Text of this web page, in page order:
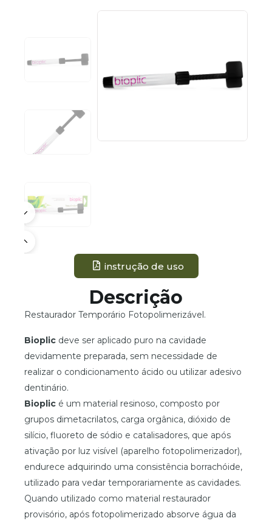
instrução de uso
Descrição
Restaurador Temporário Fotopolimerizável.
Bioplic deve ser aplicado puro na cavidade
devidamente preparada, sem necessidade de
realizar o condicionamento ácido ou utilizar adesivo
dentinário.
Bioplic é um material resinoso, composto por
grupos dimetacrilatos, carga orgânica, dióxido de
silício, fluoreto de sódio e catalisadores, que após
ativação por luz visível (aparelho fotopolimerizador),
endurece adquirindo uma consistência borrachóide,
utilizado para vedar temporariamente as cavidades.
Quando utilizado como material restaurador
provisório, após fotopolimerizado absorve água da